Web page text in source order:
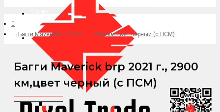
+7 (495) 015-41-41
Багги Maverick brp 2021 г., 2900 км,цвет черный (c ПСМ)
Багги Maverick brp 2021 г., 2900
км,цвет черный (c ПСМ)